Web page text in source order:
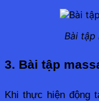
Bài tập
3. Bài tập
Khi thực hiện động